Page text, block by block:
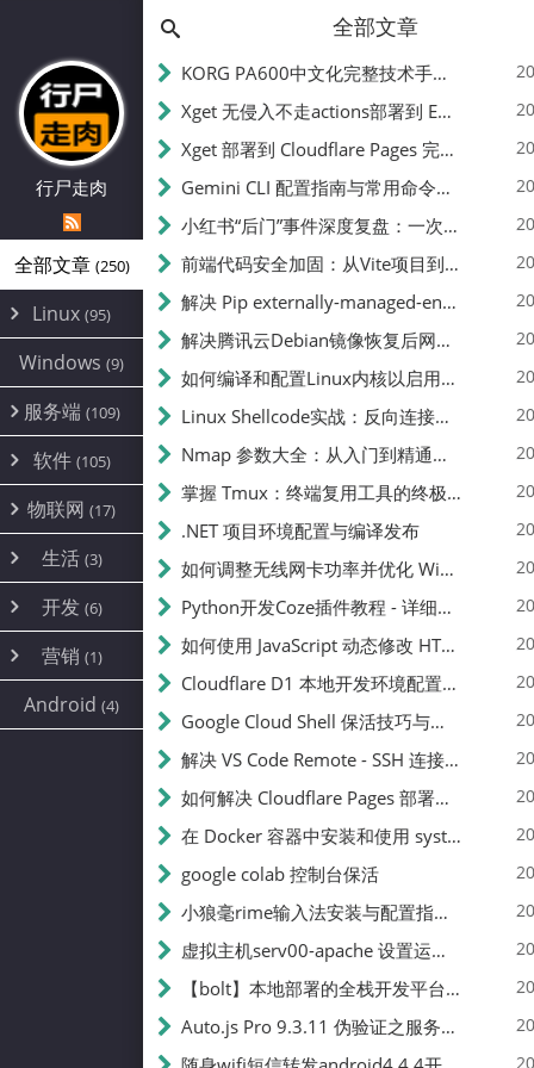
行尸走肉
全部文章 (250)
Linux (95)
Alpine
CentOS(17)
Debian(24)
ProxmoxVE
Ubuntu(7)
Windows (9)
服务端 (109)
环境配置
DD重装(3)
加速优化(34)
面板(12)
容器
游戏 (7)
饥荒(7)
云服务商(4)
WEB源码(6)
建站(5)
软件 (105)
安全(12)
办公(4)
图片 (2)
文件
系统 (35)
AI(10)
物联网 (17)
路由器
随身wifi(1)
mobile(14)
刷机
magisk
生活 (3)
线报
sim卡(1)
开发 (6)
编译
JavaScript(2)
python(2)
营销 (1)
公关(1)
SEO(1)
Android (4)
全部文章
KORG PA600中文化完整技术手册 - 从逆向到实现的全流程指南
Xget 无侵入不走actions部署到 EdgeOne Pages 指南
Xget 部署到 Cloudflare Pages 完整指南 - 无需修改源码的构建配置
Gemini CLI 配置指南与常用命令中文翻译 | API Key、MCP、代理设置
小红书“后门”事件深度复盘：一次沉默危机下的品牌、技术与流程三重考验
前端代码安全加固：从Vite项目到纯静态页面的深度混淆技术备忘
解决 Pip externally-managed-environment 错误：临时与永久绕过方案
解决腾讯云Debian镜像恢复后网络不通问题
如何编译和配置Linux内核以启用BBR2 | 内核编译教程
Linux Shellcode实战：反向连接、持久化、免杀技术详解（MSF,Cobalt Strike）- 从原理到C加载器实现
Nmap 参数大全：从入门到精通，掌握网络扫描的核心技巧
掌握 Tmux：终端复用工具的终极指南
.NET 项目环境配置与编译发布
如何调整无线网卡功率并优化 Wifite 的功率设置
Python开发Coze插件教程 - 详细步骤与注意事项
如何使用 JavaScript 动态修改 HTML 中的权限文本 | 前端开发教程
Cloudflare D1 本地开发环境配置指南 | CF Pages Local Development Guide
Google Cloud Shell 保活技巧与配额时间查看方法
解决 VS Code Remote - SSH 连接失败问题：从权限问题到成功启动
如何解决 Cloudflare Pages 部署中的 API Token 权限问题
在 Docker 容器中安装和使用 systemctl 的完整指南
google colab 控制台保活
小狼毫rime输入法安装与配置指南：从基础到高级自定义
虚拟主机serv00-apache 设置运行目录
【bolt】本地部署的全栈开发平台，支持本地及众多API，本地一键生成应用，部署教程
Auto.js Pro 9.3.11 伪验证之服务器接口 Nginx 版
📝
250
篇文章
✍️
231k
总字数
👥